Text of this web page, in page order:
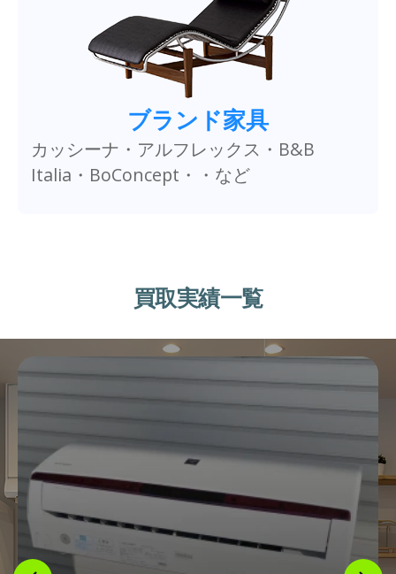
ブランド家具
カッシーナ・アルフレックス・B&B
Italia・BoConcept・・など
買取実績一覧